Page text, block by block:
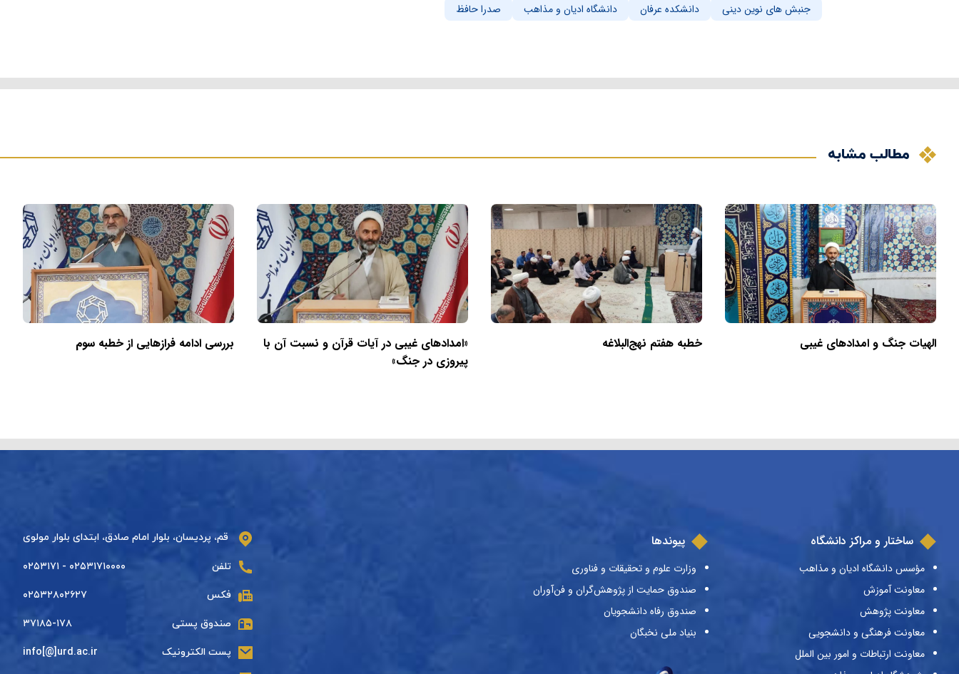
جنبش های نوین دینی دانشکده عرفان دانشگاه ادیان و مذاهب صدرا حافظ
مطالب مشابه
الهیات جنگ و امدادهای غیبی خطبه هفتم نهج‌البلاغه
«امدادهای غیبی در آیات قرآن و نسبت آن با
پیروزی در جنگ»
بررسی ادامه فرازهایی از خطبه سوم
ساختار و مراکز دانشگاه
مؤسس دانشگاه ادیان و مذاهب
معاونت آموزش
معاونت پژوهش
معاونت فرهنگی و دانشجویی
معاونت ارتباطات و امور بین الملل
پیوندها
وزارت علوم و تحقیقات و فناوری
صندوق حمایت از پژوهش‌گران و فن‌آوران
صندوق رفاه دانشجویان
بنیاد ملی نخبگان
قم، پردیسان، بلوار امام صادق، ابتدای بلوار مولوی
تلفن ۰۲۵۳۱۷۱۰۰۰۰ - ۰۲۵۳۱۷۱
فکس ۰۲۵۳۲۸۰۲۶۲۷
صندوق پستی ۳۷۱۸۵-۱۷۸
پست الکترونیک info[@]urd.ac.ir